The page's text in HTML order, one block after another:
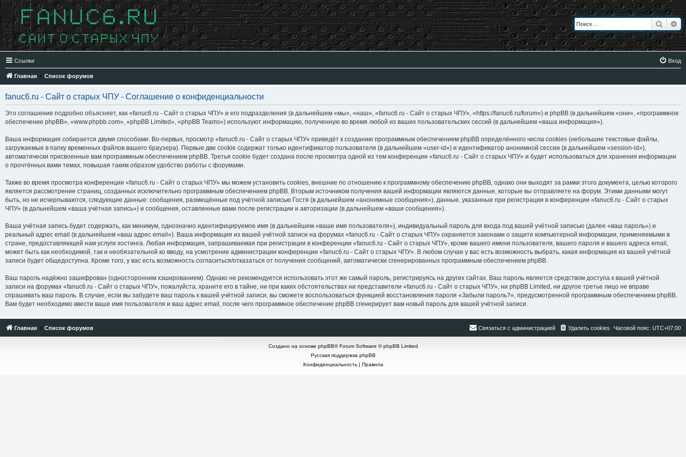
Поиск
Ссылки Вход
Главная Список форумов
fanuc6.ru - Сайт о старых ЧПУ - Соглашение о конфиденциальности
Это соглашение подробно объясняет, как «fanuc6.ru - Сайт о старых ЧПУ» и его подразделения (в дальнейшем «мы», «наш», «fanuc6.ru - Сайт о старых ЧПУ», «https://fanuc6.ru/forum») и phpBB (в дальнейшем «они», «программное
обеспечение phpBB», «www.phpbb.com», «phpBB Limited», «phpBB Teams») используют информацию, полученную во время любой из ваших пользовательских сессий (в дальнейшем «ваша информация»).
Ваша информация собирается двумя способами. Во-первых, просмотр «fanuc6.ru - Сайт о старых ЧПУ» приведёт к созданию программным обеспечением phpBB определённого числа cookies (небольшие текстовые файлы,
загружаемые в папку временных файлов вашего браузера). Первые две cookie содержат только идентификатор пользователя (в дальнейшем «user-id») и идентификатор анонимной сессии (в дальнейшем «session-id»),
автоматически присвоенные вам программным обеспечением phpBB. Третья cookie будет создана после просмотра одной из тем конференции «fanuc6.ru - Сайт о старых ЧПУ» и будет использоваться для хранения информации
о прочтённых вами темах, повышая таким образом удобство работы с форумами.
Также во время просмотра конференции «fanuc6.ru - Сайт о старых ЧПУ» мы можем установить cookies, внешние по отношению к программному обеспечению phpBB, однако они выходят за рамки этого документа, целью которого
является рассмотрение страниц, созданных исключительно программным обеспечением phpBB. Вторым источником получения вашей информации являются данные, которые вы отправляете на форум. Этими данными могут
быть, но не исчерпываются, следующие данные: сообщения, размещённые под учётной записью Гостя (в дальнейшем «анонимные сообщения»), данные, указанные при регистрации в конференции «fanuc6.ru - Сайт о старых
ЧПУ» (в дальнейшем «ваша учётная запись») и сообщения, оставленные вами после регистрации и авторизации (в дальнейшем «ваши сообщения»).
Ваша учётная запись будет содержать, как минимум, однозначно идентифицируемое имя (в дальнейшем «ваше имя пользователя»), индивидуальный пароль для входа под вашей учётной записью (далее «ваш пароль») и
реальный адрес email (в дальнейшем «ваш адрес email»). Ваша информация из вашей учётной записи на форумах «fanuc6.ru - Сайт о старых ЧПУ» охраняется законами о защите компьютерной информации, применяемыми в
стране, предоставляющей нам услуги хостинга. Любая информация, запрашиваемая при регистрации в конференции «fanuc6.ru - Сайт о старых ЧПУ», кроме вашего имени пользователя, вашего пароля и вашего адреса email,
может быть как необходимой, так и необязательной ко вводу, на усмотрение администрации конференции «fanuc6.ru - Сайт о старых ЧПУ». В любом случае у вас есть возможность выбрать, какая информация из вашей учётной
записи будет общедоступна. Кроме того, у вас есть возможность согласиться/отказаться от получения сообщений, автоматически сгенерированных программным обеспечением phpBB.
Ваш пароль надёжно зашифрован (односторонним хэшированием). Однако не рекомендуется использовать этот же самый пароль, регистрируясь на других сайтах. Ваш пароль является средством доступа к вашей учётной
записи на форумах «fanuc6.ru - Сайт о старых ЧПУ», пожалуйста, храните его в тайне, ни при каких обстоятельствах ни представители «fanuc6.ru - Сайт о старых ЧПУ», ни phpBB Limited, ни другое третье лицо не вправе
спрашивать ваш пароль. В случае, если вы забудете ваш пароль к вашей учётной записи, вы сможете воспользоваться функцией восстановления пароля «Забыли пароль?», предусмотренной программным обеспечением phpBB.
Вам будет необходимо ввести ваше имя пользователя и ваш адрес email, после чего программное обеспечение phpBB сгенерирует вам новый пароль для вашей учётной записи.
Главная Список форумов Часовой пояс: UTC+07:00
Удалить cookies
Связаться с администрацией
Создано на основе phpBB® Forum Software © phpBB Limited
Русская поддержка phpBB
Конфиденциальность| Правила